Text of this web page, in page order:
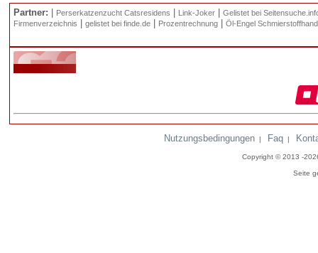
Partner: Perserkatzenzucht Catsresidens Link-Joker
Gelistet bei
Firmenverzeichnis
gelistet bei finde.de Prozentrechnung Öl-Engel
Nutzungsbedingungen | Faq |
Copyright © 2013 -
Seite